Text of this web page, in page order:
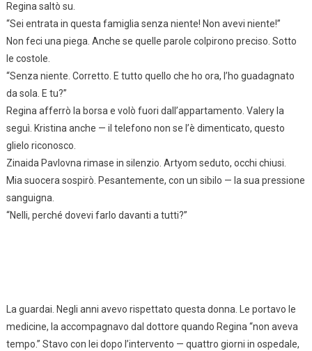
Regina saltò su.
“Sei entrata in questa famiglia senza niente! Non avevi niente!”
Non feci una piega. Anche se quelle parole colpirono preciso. Sotto
le costole.
“Senza niente. Corretto. E tutto quello che ho ora, l’ho guadagnato
da sola. E tu?”
Regina afferrò la borsa e volò fuori dall’appartamento. Valery la
seguì. Kristina anche — il telefono non se l’è dimenticato, questo
glielo riconosco.
Zinaida Pavlovna rimase in silenzio. Artyom seduto, occhi chiusi.
Mia suocera sospirò. Pesantemente, con un sibilo — la sua pressione
sanguigna.
“Nelli, perché dovevi farlo davanti a tutti?”
La guardai. Negli anni avevo rispettato questa donna. Le portavo le
medicine, la accompagnavo dal dottore quando Regina “non aveva
tempo.” Stavo con lei dopo l’intervento — quattro giorni in ospedale,